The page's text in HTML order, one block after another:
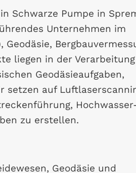
Schwarze Pumpe in
Unternehmen im
Geodäsie,
liegen in der
Geodäsieaufgaben,
setzen auf
zu erstellen.
Geodäsie und